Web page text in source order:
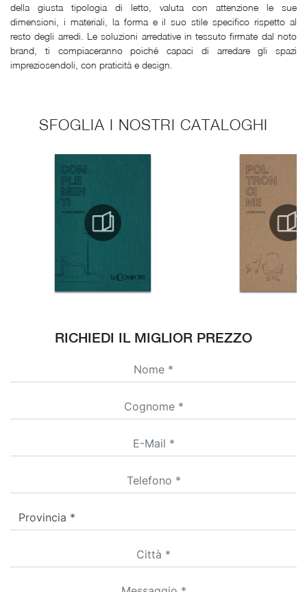
della giusta tipologia di letto, valuta con attenzione le sue
dimensioni, i materiali, la forma e il suo stile specifico rispetto al
resto degli arredi. Le soluzioni arredative in tessuto firmate dal noto
brand, ti compiaceranno poiché capaci di arredare gli spazi
impreziosendoli, con praticità e design.
SFOGLIA I NOSTRI CATALOGHI
RICHIEDI IL MIGLIOR PREZZO